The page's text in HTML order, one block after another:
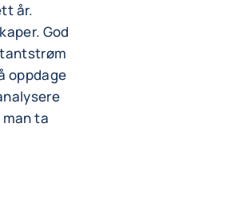
år.
God
oppdage
ta